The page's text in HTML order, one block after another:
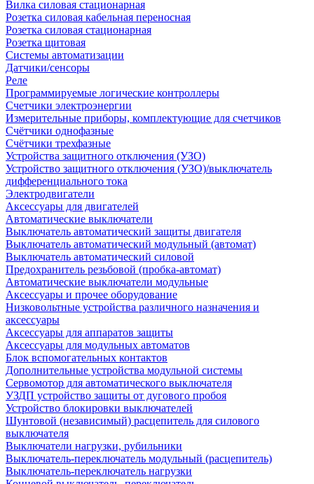
Вилка силовая стационарная
Розетка силовая кабельная переносная
Розетка силовая стационарная
Розетка щитовая
Системы автоматизации
Датчики/сенсоры
Реле
Программируемые логические контроллеры
Счетчики электроэнергии
Измерительные приборы, комплектующие для счетчиков
Счётчики однофазные
Счётчики трехфазные
Устройства защитного отключения (УЗО)
Устройство защитного отключения (УЗО)/выключатель
дифференциального тока
Электродвигатели
Аксессуары для двигателей
Автоматические выключатели
Выключатель автоматический защиты двигателя
Выключатель автоматический модульный (автомат)
Выключатель автоматический силовой
Предохранитель резьбовой (пробка-автомат)
Автоматические выключатели модульные
Аксессуары и прочее оборудование
Низковольтные устройства различного назначения и
аксессуары
Аксессуары для аппаратов защиты
Аксессуары для модульных автоматов
Блок вспомогательных контактов
Дополнительные устройства модульной системы
Сервомотор для автоматического выключателя
УЗДП устройство защиты от дугового пробоя
Устройство блокировки выключателей
Шунтовой (независимый) расцепитель для силового
выключателя
Выключатели нагрузки, рубильники
Выключатель-переключатель модульный (расцепитель)
Выключатель-переключатель нагрузки